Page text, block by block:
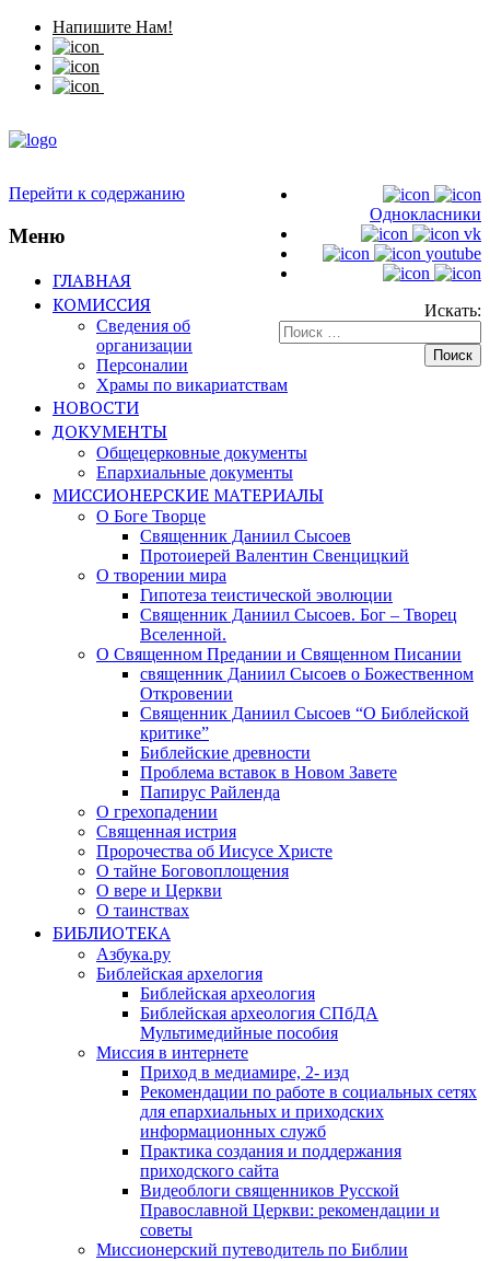
Напишите Нам!
Однокласники
vk
youtube
Искать:
Перейти к содержанию
Меню
ГЛАВНАЯ
КОМИССИЯ
Сведения об
организации
Персоналии
Храмы по викариатствам
НОВОСТИ
ДОКУМЕНТЫ
Общецерковные документы
Епархиальные документы
МИССИОНЕРСКИЕ МАТЕРИАЛЫ
О Боге Творце
Священник Даниил Сысоев
Протоиерей Валентин Свенцицкий
О творении мира
Гипотеза теистической эволюции
Священник Даниил Сысоев. Бог – Творец
Вселенной.
О Священном Предании и Священном Писании
священник Даниил Сысоев о Божественном
Откровении
Священник Даниил Сысоев “О Библейской
критике”
Библейские древности
Проблема вставок в Новом Завете
Папирус Райленда
О грехопадении
Священная истрия
Пророчества об Иисусе Христе
О тайне Боговоплощения
О вере и Церкви
О таинствах
БИБЛИОТЕКА
Азбука.ру
Библейская архелогия
Библейская археология
Библейская археология СПбДА
Мультимедийные пособия
Миссия в интернете
Приход в медиамире, 2- изд
Рекомендации по работе в социальных сетях
для епархиальных и приходских
информационных служб
Практика создания и поддержания
приходского сайта
Видеоблоги священников Русской
Православной Церкви: рекомендации и
советы
Миссионерский путеводитель по Библии